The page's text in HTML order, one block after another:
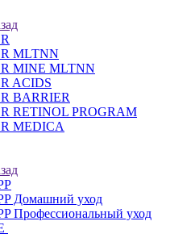
MLTNN
MINE MLTNN
ACIDS
BARRIER
RETINOL PROGRAM
MEDICA
Домашний уход
Профессиональный уход